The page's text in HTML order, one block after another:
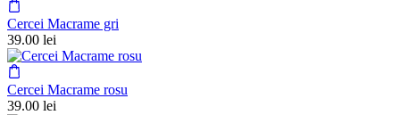
Cercei Macrame gri
39.00 lei
Cercei Macrame rosu
39.00 lei